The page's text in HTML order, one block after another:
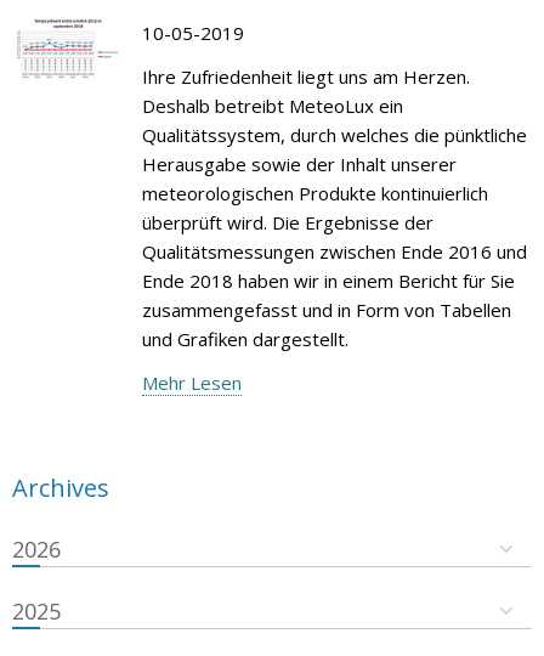
10-05-2019
Ihre Zufriedenheit liegt uns am Herzen.
Deshalb betreibt MeteoLux ein
Qualitätssystem, durch welches die pünktliche
Herausgabe sowie der Inhalt unserer
meteorologischen Produkte kontinuierlich
überprüft wird. Die Ergebnisse der
Qualitätsmessungen zwischen Ende 2016 und
Ende 2018 haben wir in einem Bericht für Sie
zusammengefasst und in Form von Tabellen
und Grafiken dargestellt.
Mehr Lesen
Archives
2026
2025